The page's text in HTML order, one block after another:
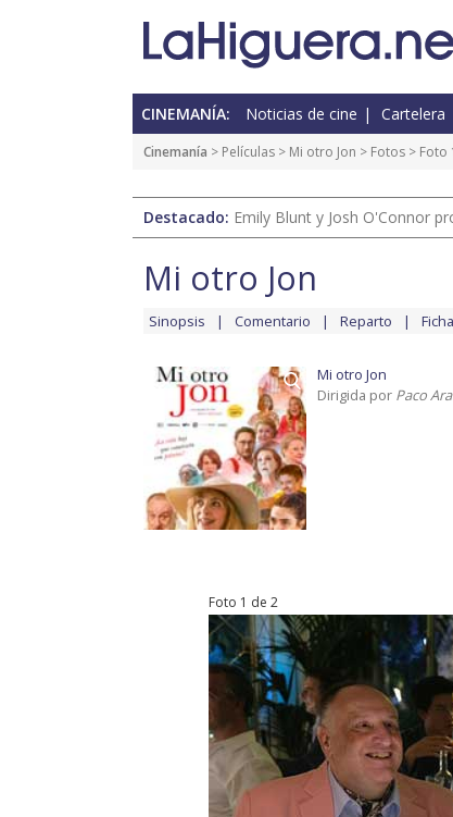
CINEMANÍA: Noticias de cine Cartelera
Cinemanía > Películas > Mi otro Jon > Fotos > Foto
Destacado: Emily Blunt y Josh O'Connor
Mi otro Jon
Sinopsis Comentario Reparto
Mi otro Jon
Dirigida por Paco
Foto 1 de 2